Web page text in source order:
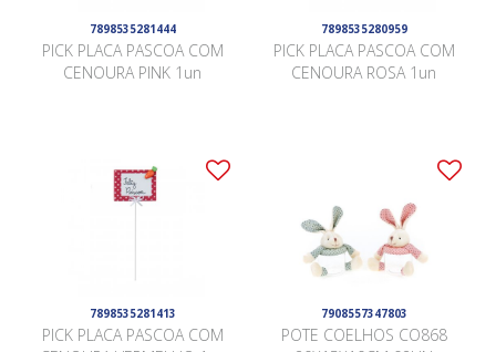
7898535281444
PICK PLACA PASCOA COM
CENOURA PINK 1un
7898535280959
PICK PLACA PASCOA COM
CENOURA ROSA 1un
7898535281413
PICK PLACA PASCOA COM
7908557347803
POTE COELHOS CO868